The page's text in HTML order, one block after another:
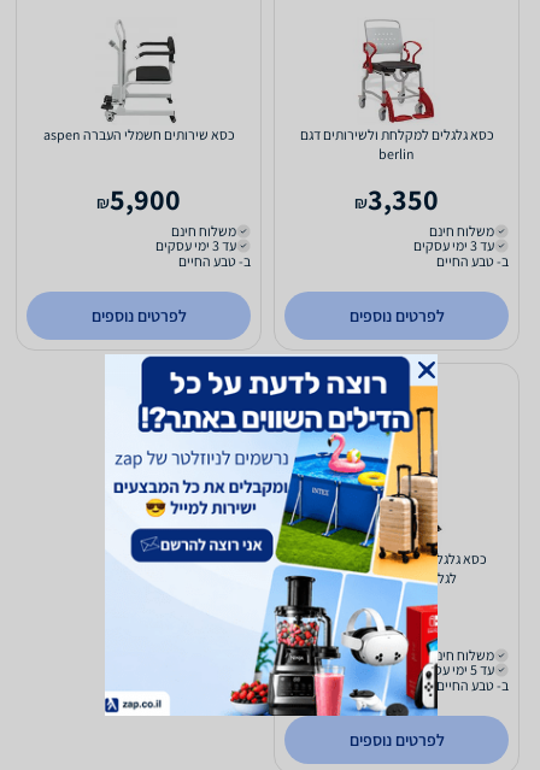
כסא גלגלים למקלחת ולשירותים דגם
berlin
3,350
₪
משלוח חינם
עד 3 ימי עסקים
ב- טבע החיים
לפרטים נוספים
כסא שירותים חשמלי העברה aspen
5,900
₪
משלוח חינם
עד 3 ימי עסקים
ב- טבע החיים
לפרטים נוספים
כסא גלגלים למבוגרים עם אפשרות
לגלגלים להנעה עצמית
2,950
₪
משלוח חינם
עד 5 ימי עסקים
ב- טבע החיים
לפרטים נוספים